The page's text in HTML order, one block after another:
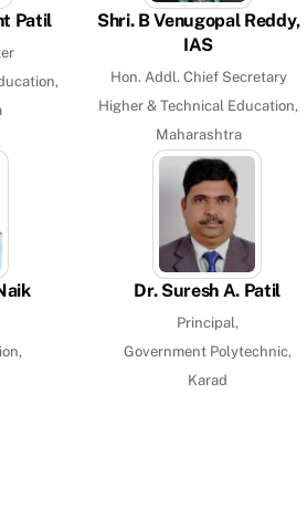
Patil
Shri. B Venugopal Reddy,
IAS
Hon. Addl. Chief Secretary
Higher & Technical Education,
Maharashtra
Dr. Suresh A. Patil
Principal,
Government Polytechnic,
Karad